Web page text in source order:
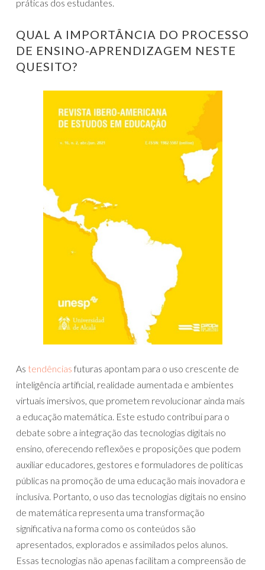
práticas dos estudantes.
QUAL A IMPORTÂNCIA DO PROCESSO
DE ENSINO-APRENDIZAGEM NESTE
QUESITO?
As tendências futuras apontam para o uso crescente de
inteligência artificial, realidade aumentada e ambientes
virtuais imersivos, que prometem revolucionar ainda mais
a educação matemática. Este estudo contribui para o
debate sobre a integração das tecnologias digitais no
ensino, oferecendo reflexões e proposições que podem
auxiliar educadores, gestores e formuladores de políticas
públicas na promoção de uma educação mais inovadora e
inclusiva. Portanto, o uso das tecnologias digitais no ensino
de matemática representa uma transformação
significativa na forma como os conteúdos são
apresentados, explorados e assimilados pelos alunos.
Essas tecnologias não apenas facilitam a compreensão de